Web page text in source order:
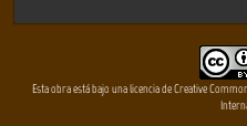
Esta obra está bajo una licencia de Creative